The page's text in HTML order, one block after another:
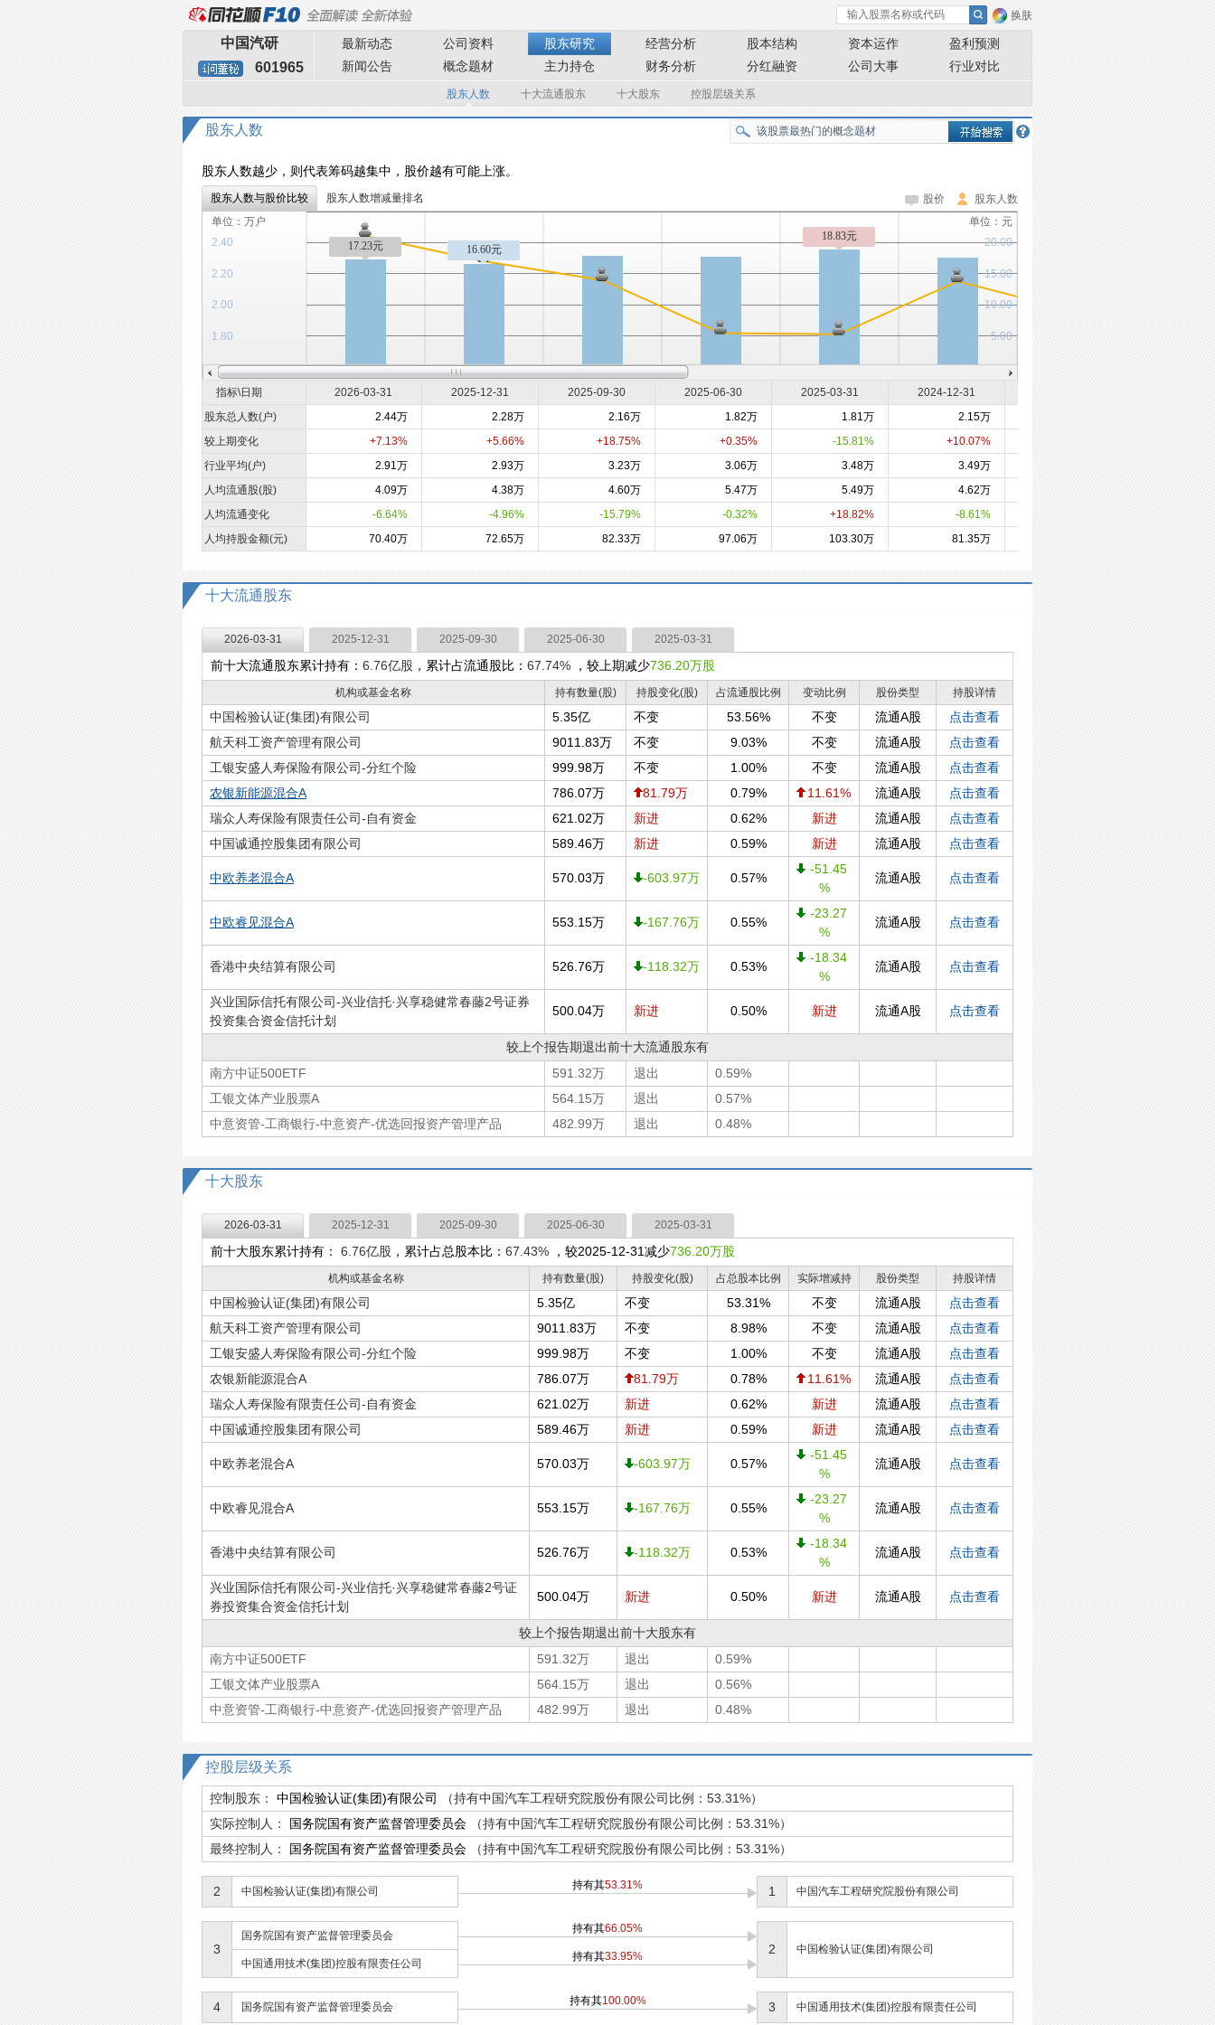
换肤
中国汽研
601965
最新动态 公司资料 股东研究 经营分析 股本结构 资本运作
盈利预测
新闻公告
概念题材 主力持仓 财务分析 分红融资 公司大事 行业对比
股东人数 十大流通股东 十大股东 控股层级关系
股东人数
股东人数越少，则代表筹码越集中，股价越有可能上涨。
股东人数与股价比较 股东人数增减量排名 股价
股东人数
单位：元
单位：万户
5.00
10.00
15.00
20.00
1.80
2.00
2.20
2.40 17.23元 16.60元
18.83元
指标\日期
股东总人数(户)
较上期变化
行业平均(户)
人均流通股(股)
人均流通变化
人均持股金额(元)
2026-03-31 2025-12-31 2025-09-30 2025-06-30 2025-03-31 2024-12-31
2.44万
2.28万 2.16万 1.82万 1.81万 2.15万
+7.13%
+5.66% +18.75% +0.35% -15.81% +10.07%
2.91万
2.93万 3.23万 3.06万 3.48万 3.49万
4.09万
4.38万 4.60万 5.47万 5.49万 4.62万
-6.64%
-4.96% -15.79% -0.32% +18.82% -8.61%
70.40万
72.65万 82.33万 97.06万 103.30万 81.35万
十大流通股东
2026-03-31 2025-12-31 2025-09-30 2025-06-30 2025-03-31
前十大流通股东累计持有： 6.76亿股 ，累计占流通股比： 67.74% ，较上期减少736.20万股
机构或基金名称 持有数量(股) 持股变化(股) 占流通股比例 变动比例 股份类型 持股详情
中国检验认证(集团)有限公司 5.35亿 不变 53.56% 不变 流通A股
点击查看
航天科工资产管理有限公司
9011.83万 不变 9.03% 不变 流通A股
点击查看
工银安盛人寿保险有限公司-分红个险
999.98万 不变 1.00% 不变 流通A股
点击查看
农银新能源混合A
786.07万 81.79万 0.79% 11.61% 流通A股
点击查看
瑞众人寿保险有限责任公司-自有资金
621.02万 新进 0.62% 新进 流通A股
点击查看
中国诚通控股集团有限公司
589.46万 新进 0.59% 新进 流通A股 点击查看
中欧养老混合A 570.03万 -603.97万 0.57%
-51.45
%
流通A股 点击查看
中欧睿见混合A 553.15万 -167.76万 0.55%
-23.27
%
流通A股 点击查看
香港中央结算有限公司 526.76万 -118.32万 0.53%
-18.34
%
流通A股 点击查看
兴业国际信托有限公司-兴业信托·兴享稳健常春藤2号证券
投资集合资金信托计划
500.04万 新进 0.50% 新进 流通A股 点击查看
较上个报告期退出前十大流通股东有
南方中证500ETF
591.32万 退出
0.59%
工银文体产业股票A
564.15万 退出
0.57%
中意资管-工商银行-中意资产-优选回报资产管理产品
482.99万 退出 0.48%
十大股东
2026-03-31 2025-12-31 2025-09-30 2025-06-30 2025-03-31
前十大股东累计持有： 6.76亿股 ，累计占总股本比： 67.43% ，较2025-12-31减少736.20万股
机构或基金名称 持有数量(股) 持股变化(股) 占总股本比例 实际增减持 股份类型 持股详情
中国检验认证(集团)有限公司 5.35亿 不变 53.31% 不变 流通A股
点击查看
航天科工资产管理有限公司
9011.83万 不变 8.98% 不变 流通A股
点击查看
工银安盛人寿保险有限公司-分红个险
999.98万 不变 1.00% 不变 流通A股
点击查看
农银新能源混合A
786.07万 81.79万 0.78% 11.61% 流通A股
点击查看
瑞众人寿保险有限责任公司-自有资金
621.02万 新进 0.62% 新进 流通A股
点击查看
中国诚通控股集团有限公司
589.46万 新进 0.59% 新进 流通A股 点击查看
中欧养老混合A 570.03万 -603.97万 0.57%
-51.45
%
流通A股 点击查看
中欧睿见混合A 553.15万 -167.76万 0.55%
-23.27
%
流通A股 点击查看
香港中央结算有限公司 526.76万 -118.32万 0.53%
-18.34
%
流通A股 点击查看
兴业国际信托有限公司-兴业信托·兴享稳健常春藤2号证
券投资集合资金信托计划
500.04万 新进 0.50% 新进 流通A股 点击查看
较上个报告期退出前十大股东有
南方中证500ETF
591.32万 退出
0.59%
工银文体产业股票A
564.15万 退出
0.56%
中意资管-工商银行-中意资产-优选回报资产管理产品
482.99万 退出 0.48%
控股层级关系
控制股东： 中国检验认证(集团)有限公司
（持有中国汽车工程研究院股份有限公司比例：53.31%）
实际控制人：
国务院国有资产监督管理委员会
（持有中国汽车工程研究院股份有限公司比例：53.31%）
最终控制人：
国务院国有资产监督管理委员会 （持有中国汽车工程研究院股份有限公司比例：53.31%）
2 中国检验认证(集团)有限公司
持有其53.31% 1 中国汽车工程研究院股份有限公司
3
国务院国有资产监督管理委员会
中国通用技术(集团)控股有限责任公司
持有其66.05%
持有其33.95% 2 中国检验认证(集团)有限公司
4 国务院国有资产监督管理委员会
持有其100.00% 3 中国通用技术(集团)控股有限责任公司